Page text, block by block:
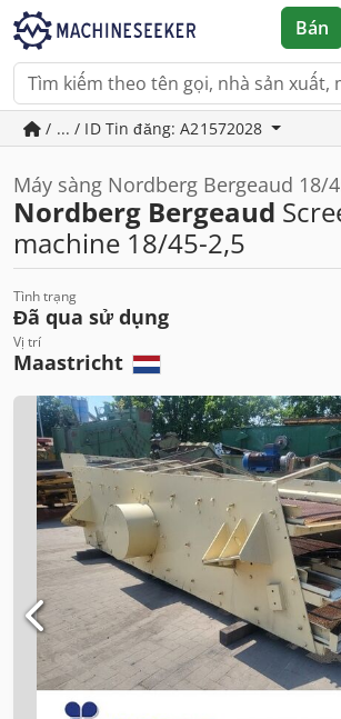
Bán
/ ... / ID Tin đăng: A21572028
Máy sàng Nordberg Bergeaud 18/
Nordberg Bergeaud
machine 18/45-2,5
Tình trạng
Đã qua sử dụng
Vị trí
Maastricht